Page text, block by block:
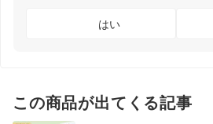
はい
この商品が出てくる記事